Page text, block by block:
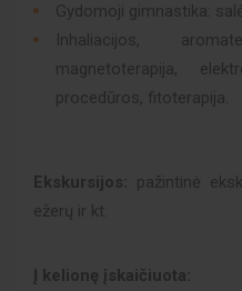
Gydomoji gimnastika:
Inhaliacijos,
magnetoterapija,
procedūros, fitoterapija.
Ekskursijos:
pažintinė
ežerų ir kt.
Į kelionę įskaičiuota: